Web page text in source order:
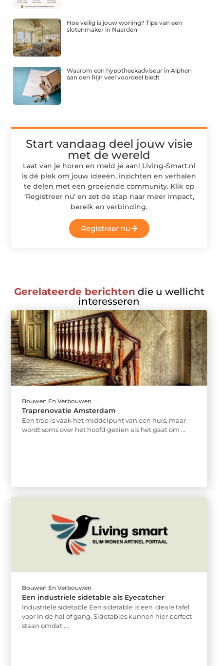
Hoe veilig is jouw woning? Tips van een
slotenmaker in Naarden
Waarom een hypotheekadviseur in Alphen
aan den Rijn veel voordeel biedt
Start vandaag deel jouw visie
met de wereld
Laat van je horen en meld je aan! Living-Smart.nl
is dé plek om jouw ideeën, inzichten en verhalen
te delen met een groeiende community. Klik op
‘Registreer nu’ en zet de stap naar meer impact,
bereik en verbinding.
Registreer nu
Gerelateerde berichten die u wellicht
interesseren
Bouwen En Verbouwen
Traprenovatie Amsterdam
Een trap is vaak het middelpunt van een huis, maar
wordt soms over het hoofd gezien als het gaat om ...
Bouwen En Verbouwen
Een industriele sidetable als Eyecatcher
Industriele sidetable Een sidetable is een ideale tafel
voor in de hal of gang. Sidetables kunnen hier perfect
staan omdat ...